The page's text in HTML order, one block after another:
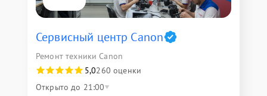
Сервисный центр Canon
Ремонт техники Canon
5,0260 оценки
Открыто до 21:00